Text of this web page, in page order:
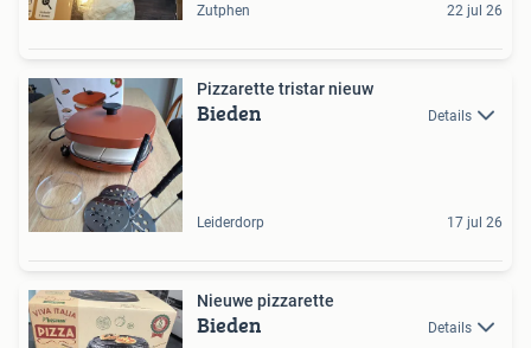
Zutphen 22 jul 26
Pizzarette tristar nieuw
Bieden Details
Leiderdorp 17 jul 26
Nieuwe pizzarette
Bieden Details